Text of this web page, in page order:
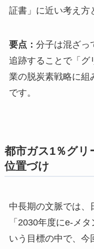
証書」に近い考え方
要点： 分子は混ざっ
追跡することで「グ
業の脱炭素戦略に組
です。
都市ガス1％グリ
位置づけ
中長期の文脈では、
「2030年度にe-メ
いう目標の中で、今